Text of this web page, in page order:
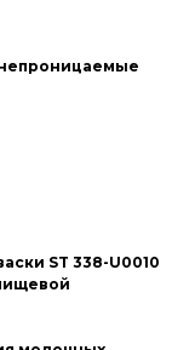
ST 338-U0010